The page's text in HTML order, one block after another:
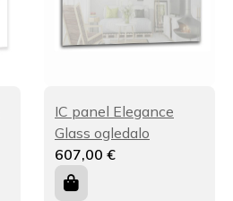
IC panel Elegance
Glass ogledalo
607,00 €